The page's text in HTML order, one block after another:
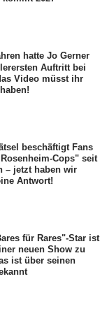
hatte Jo Gerner
Auftritt bei
Video müsst ihr
beschäftigt Fans
Cops" seit
– jetzt haben wir
Antwort!
für Rares"-Star ist
neuen Show zu
ist über seinen